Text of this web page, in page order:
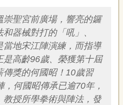
崇聖宮前廣場，響亮的鑼
器械對打的「吼」、
當地宋江陣演練，而指導
是高齡96歲、榮獲第十屆
傳獎的何國昭！10歲習
何國昭傳承已逾70年，
教授所學拳術與陣法，發